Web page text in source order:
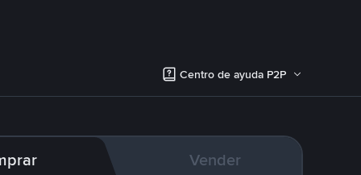
Centro de ayuda P2P
Vender